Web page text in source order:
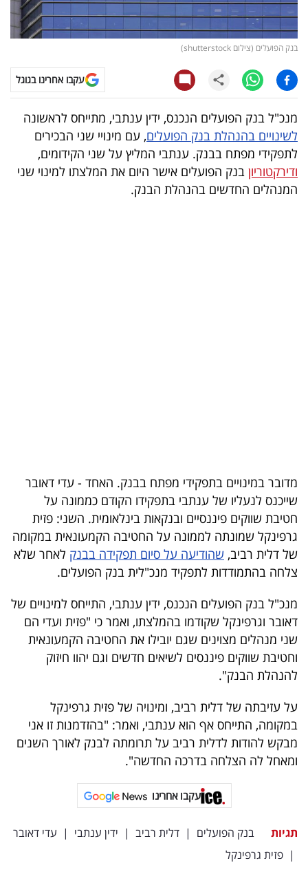
ויראלי
טלוויזיה
עסקי
ספורט
קריירה
ולימודים
מינויים
פודקאסט
40
UNDER
40
שיתופי
פעולה
דרושים
ניוזלטרים
אדום
בנק הפועלים (צילום shutterstock)
עקבו אחרינו בגוגל
מנכ"ל בנק הפועלים הנכנס, ידין ענתבי, מתייחס לראשונה
לשינויים בהנהלת בנק הפועלים, עם מינויי שני הבכירים
לתפקידי מפתח בבנק. ענתבי המליץ על שני הקידומים,
ודירקטוריון בנק הפועלים אישר היום את המלצתו למינוי שני
המנהלים החדשים בהנהלת הבנק.
מדובר במינויים בתפקידי מפתח בבנק. האחד - עדי דאובר
שייכנס לנעליו של ענתבי בתפקידו הקודם כממונה על
חטיבת שווקים פיננסיים ובנקאות בינלאומית. השני: פזית
גרפינקל שמונתה לממונה על החטיבה הקמעונאית במקומה
של דלית רביב, שהודיעה על סיום תפקידה בבנק לאחר שלא
צלחה בהתמודדות לתפקיד מנכ"לית בנק הפועלים.
מנכ"ל בנק הפועלים הנכנס, ידין ענתבי, התייחס למינויים של
דאובר וגרפינקל שקודמו בהמלצתו, ואמר כי "פזית ועדי הם
שני מנהלים מצוינים שגם יובילו את החטיבה הקמעונאית
וחטיבת שווקים פיננסים לשיאים חדשים וגם יהוו חיזוק
להנהלת הבנק".
על עזיבתה של דלית רביב, ומינויה של פזית גרפינקל
במקומה, התייחס אף הוא ענתבי, ואמר: "בהזדמנות זו אני
מבקש להודות לדלית רביב על תרומתה לבנק לאורך השנים
ומאחל לה הצלחה בדרכה החדשה".
עקבו אחרינו
תגיות בנק הפועלים | דלית רביב | ידין ענתבי | עדי דאובר
| פזית גרפינקל